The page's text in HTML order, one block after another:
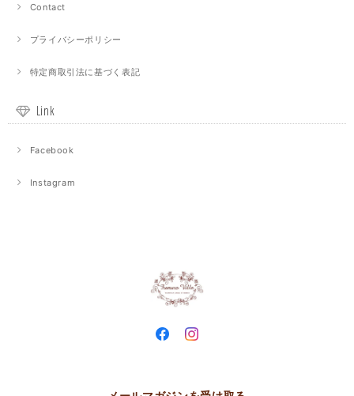
Contact
プライバシーポリシー
特定商取引法に基づく表記
Link
Facebook
Instagram